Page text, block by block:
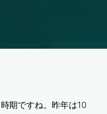
期ですね。昨年は10